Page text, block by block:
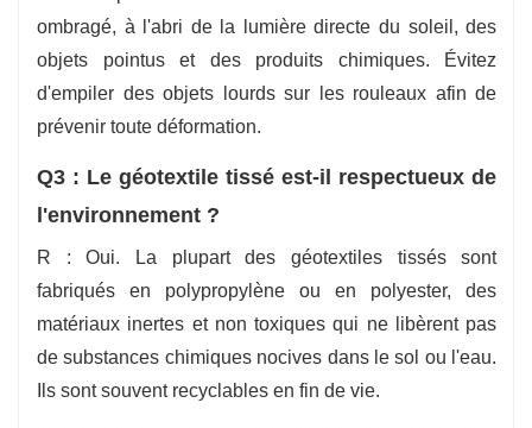
ombragé, à l'abri de la lumière directe du soleil, des
objets pointus et des produits chimiques. Évitez
d'empiler des objets lourds sur les rouleaux afin de
prévenir toute déformation.
Q3 : Le géotextile tissé est-il respectueux de
l'environnement ?
R : Oui. La plupart des géotextiles tissés sont
fabriqués en polypropylène ou en polyester, des
matériaux inertes et non toxiques qui ne libèrent pas
de substances chimiques nocives dans le sol ou l'eau.
Ils sont souvent recyclables en fin de vie.